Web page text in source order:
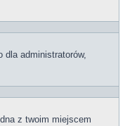
dla administratorów,
z twoim miejscem